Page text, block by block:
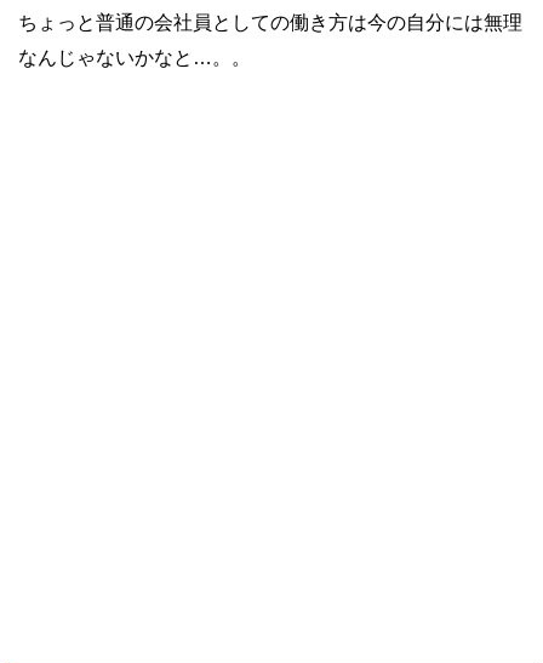
ちょっと普通の会社員としての働き方は今の自分には無理
なんじゃないかなと…。。